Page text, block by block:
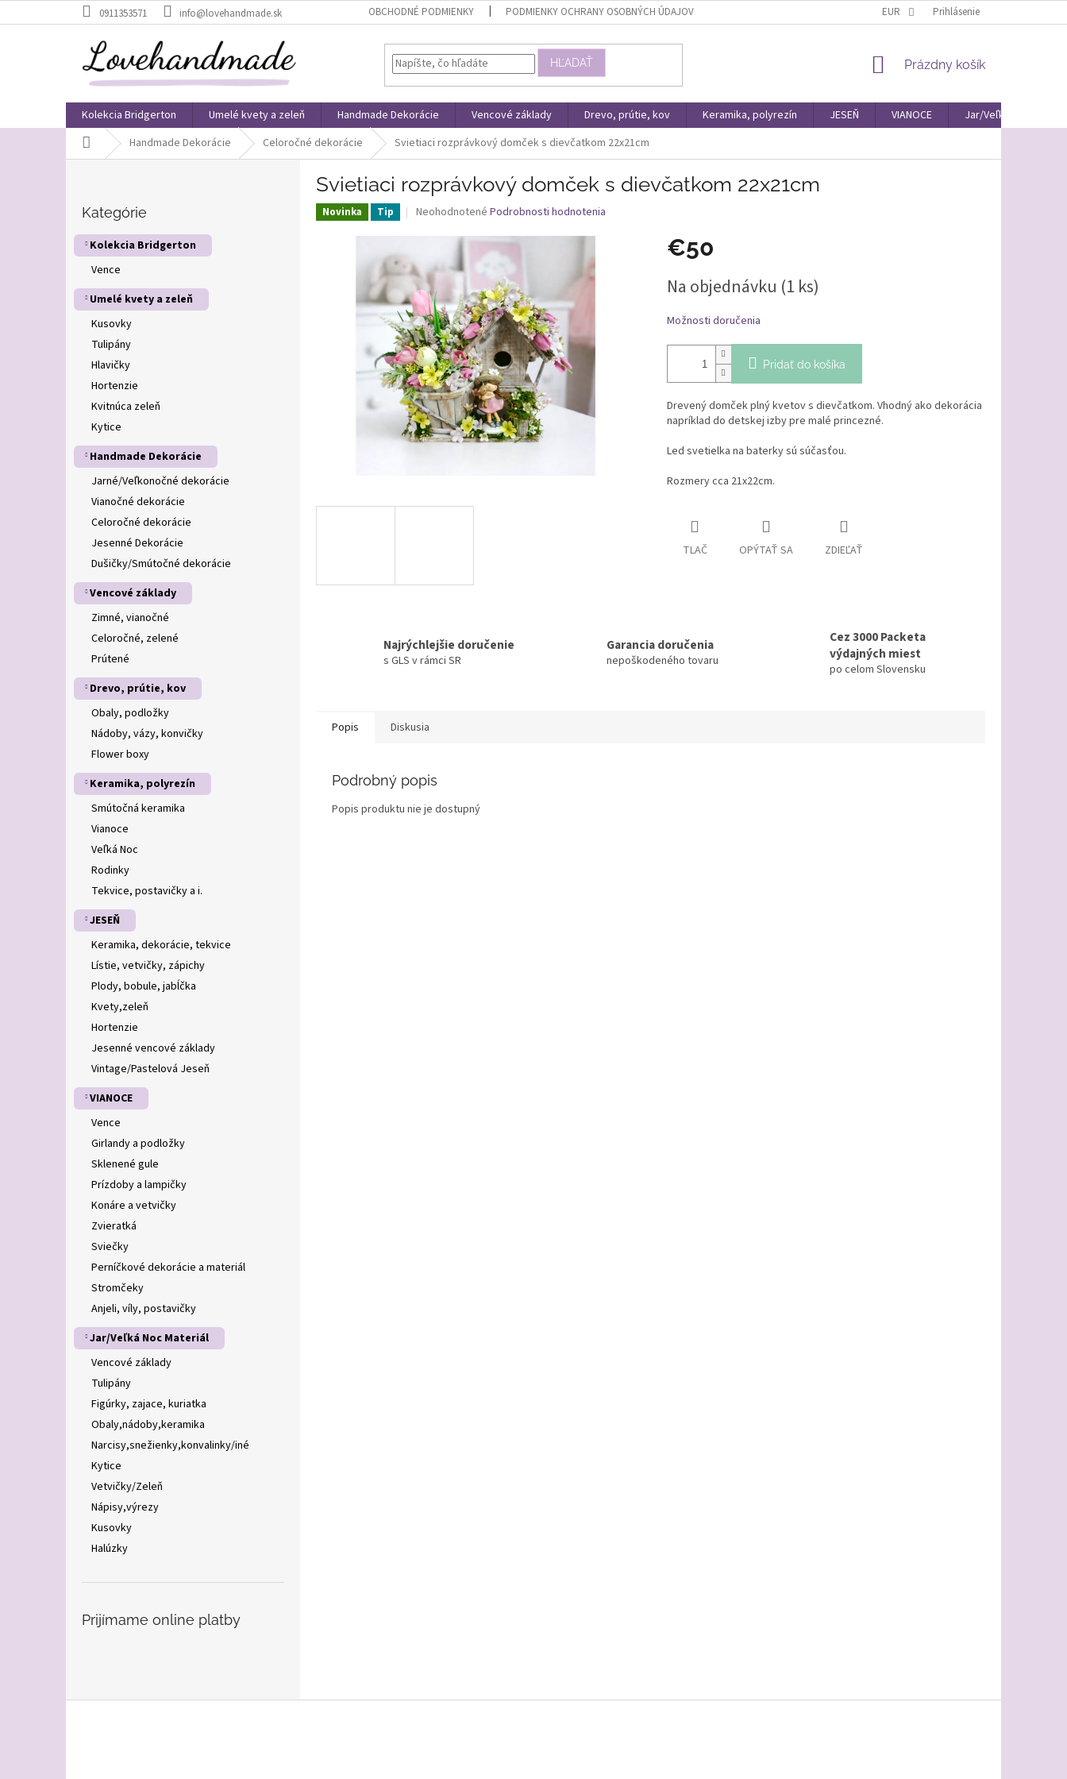
na
0911353571 info@lovehandmade.sk OBCHODNÉ PODMIENKY PODMIENKY OCHRANY OSOBNÝCH ÚDAJOV EUR Prihlásenie
HĽADAŤ
NÁKUPNÝ
Prázdny košík
Kolekcia Bridgerton Umelé kvety a zeleň Handmade Dekorácie Vencové základy Drevo, prútie, kov Keramika, polyrezín JESEŇ VIANOCE
Jar/Veľká Noc
DomovHandmade Dekorácie Celoročné dekorácie Svietiaci rozprávkový domček s dievčatkom 22x21cm
p
n
e
kategórie
Kategórie
Kolekcia Bridgerton
Vence
Umelé kvety a zeleň
Kusovky
Tulipány
Hlavičky
Hortenzie
Kvitnúca zeleň
Kytice
Handmade Dekorácie
Jarné/Veľkonočné dekorácie
Vianočné dekorácie
Celoročné dekorácie
Jesenné Dekorácie
Dušičky/Smútočné dekorácie
Vencové základy
Zimné, vianočné
Celoročné, zelené
Prútené
Drevo, prútie, kov
Obaly, podložky
Nádoby, vázy, konvičky
Flower boxy
Keramika, polyrezín
Smútočná keramika
Vianoce
Veľká Noc
Rodinky
Tekvice, postavičky a i.
JESEŇ
Keramika, dekorácie, tekvice
Lístie, vetvičky, zápichy
Plody, bobule, jabĺčka
Kvety,zeleň
Hortenzie
Jesenné vencové základy
Vintage/Pastelová Jeseň
VIANOCE
Vence
Girlandy a podložky
Sklenené gule
Prízdoby a lampičky
Konáre a vetvičky
Zvieratká
Sviečky
Perníčkové dekorácie a materiál
Stromčeky
Anjeli, víly, postavičky
Jar/Veľká Noc Materiál
Vencové základy
Tulipány
Figúrky, zajace, kuriatka
Obaly,nádoby,keramika
Narcisy,snežienky,konvalinky/iné
Kytice
Vetvičky/Zeleň
Nápisy,výrezy
Kusovky
Halúzky
Prijímame online platby
Svietiaci rozprávkový domček s dievčatkom 22x21cm
Novinka Tip
Priemerné
produktu
0,0
z
5
hviezdičiek.
Neohodnotené Podrobnosti hodnotenia
€50
cena:
Na objednávku (1 ks)
Možnosti doručenia
Pridať do košíka
Drevený domček plný kvetov s dievčatkom. Vhodný ako dekorácia
napríklad do detskej izby pre malé princezné.
Led svetielka na baterky sú súčasťou.
Rozmery cca 21x22cm.
TLAČ OPÝTAŤ SA ZDIEĽAŤ
Najrýchlejšie doručenie
s GLS v rámci SR
Garancia doručenia
nepoškodeného tovaru
Cez 3000 Packeta
výdajných miest
po celom Slovensku
Popis Diskusia
Podrobný popis
Popis produktu nie je dostupný